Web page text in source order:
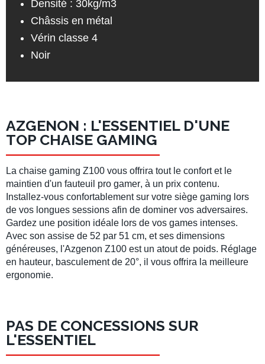
Densité : 30kg/m3
Châssis en métal
Vérin classe 4
Noir
AZGENON : L'ESSENTIEL D'UNE
TOP CHAISE GAMING
La chaise gaming Z100 vous offrira tout le confort et le
maintien d'un fauteuil pro gamer, à un prix contenu.
Installez-vous confortablement sur votre siège gaming lors
de vos longues sessions afin de dominer vos adversaires.
Gardez une position idéale lors de vos games intenses.
Avec son assise de 52 par 51 cm, et ses dimensions
généreuses, l'Azgenon Z100 est un atout de poids. Réglage
en hauteur, basculement de 20°, il vous offrira la meilleure
ergonomie.
PAS DE CONCESSIONS SUR
L'ESSENTIEL